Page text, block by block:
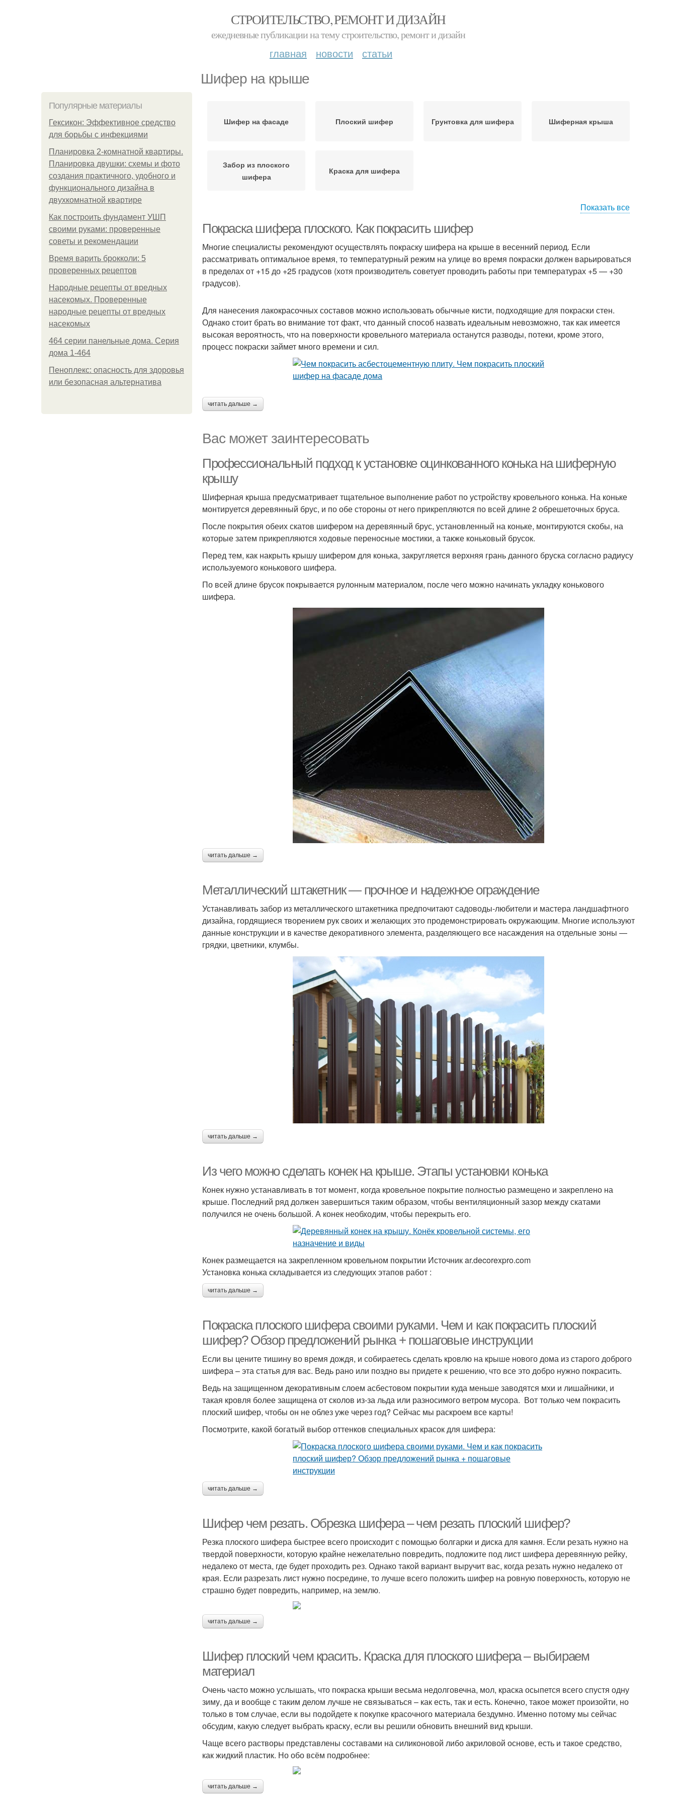
СТРОИТЕЛЬСТВО, РЕМОНТ И ДИЗАЙН
ежедневные публикации на тему строительство, ремонт и дизайн
главная новости статьи
Шифер на крыше
Популярные материалы
Гексикон: Эффективное средство
для борьбы с инфекциями
Планировка 2-комнатной квартиры.
Планировка двушки: схемы и фото
создания практичного, удобного и
функционального дизайна в
двухкомнатной квартире
Как построить фундамент УШП
своими руками: проверенные
советы и рекомендации
Время варить брокколи: 5
проверенных рецептов
Народные рецепты от вредных
насекомых. Проверенные
народные рецепты от вредных
насекомых
464 серии панельные дома. Серия
дома 1-464
Пеноплекс: опасность для здоровья
или безопасная альтернатива
Шифер на фасаде Плоский шифер Грунтовка для шифера Шиферная крыша
Забор из плоского
шифера
Краска для шифера
Показать все
Покраска шифера плоского. Как покрасить шифер
Многие специалисты рекомендуют осуществлять покраску шифера на крыше в весенний период. Если
рассматривать оптимальное время, то температурный режим на улице во время покраски должен варьироваться
в пределах от +15 до +25 градусов (хотя производитель советует проводить работы при температурах +5 — +30
градусов).
Для нанесения лакокрасочных составов можно использовать обычные кисти, подходящие для покраски стен.
Однако стоит брать во внимание тот факт, что данный способ назвать идеальным невозможно, так как имеется
высокая вероятность, что на поверхности кровельного материала останутся разводы, потеки, кроме этого,
процесс покраски займет много времени и сил.
читать дальше →
Вас может заинтересовать
Профессиональный подход к установке оцинкованного конька на шиферную
крышу
Шиферная крыша предусматривает тщательное выполнение работ по устройству кровельного конька. На коньке
монтируется деревянный брус, и по обе стороны от него прикрепляются по всей длине 2 обрешеточных бруса.
После покрытия обеих скатов шифером на деревянный брус, установленный на коньке, монтируются скобы, на
которые затем прикрепляются ходовые переносные мостики, а также коньковый брусок.
Перед тем, как накрыть крышу шифером для конька, закругляется верхняя грань данного бруска согласно радиусу
используемого конькового шифера.
По всей длине брусок покрывается рулонным материалом, после чего можно начинать укладку конькового
шифера.
читать дальше →
Металлический штакетник — прочное и надежное ограждение
Устанавливать забор из металлического штакетника предпочитают садоводы-любители и мастера ландшафтного
дизайна, гордящиеся творением рук своих и желающих это продемонстрировать окружающим. Многие используют
данные конструкции и в качестве декоративного элемента, разделяющего все насаждения на отдельные зоны —
грядки, цветники, клумбы.
читать дальше →
Из чего можно сделать конек на крыше. Этапы установки конька
Конек нужно устанавливать в тот момент, когда кровельное покрытие полностью размещено и закреплено на
крыше. Последний ряд должен завершиться таким образом, чтобы вентиляционный зазор между скатами
получился не очень большой. А конек необходим, чтобы перекрыть его.
Конек размещается на закрепленном кровельном покрытии Источник ar.decorexpro.com
Установка конька складывается из следующих этапов работ :
читать дальше →
Покраска плоского шифера своими руками. Чем и как покрасить плоский
шифер? Обзор предложений рынка + пошаговые инструкции
Если вы цените тишину во время дождя, и собираетесь сделать кровлю на крыше нового дома из старого доброго
шифера – эта статья для вас. Ведь рано или поздно вы придете к решению, что все это добро нужно покрасить.
Ведь на защищенном декоративным слоем асбестовом покрытии куда меньше заводятся мхи и лишайники, и
такая кровля более защищена от сколов из-за льда или разносимого ветром мусора. Вот только чем покрасить
плоский шифер, чтобы он не облез уже через год? Сейчас мы раскроем все карты!
Посмотрите, какой богатый выбор оттенков специальных красок для шифера:
читать дальше →
Шифер чем резать. Обрезка шифера – чем резать плоский шифер?
Резка плоского шифера быстрее всего происходит с помощью болгарки и диска для камня. Если резать нужно на
твердой поверхности, которую крайне нежелательно повредить, подложите под лист шифера деревянную рейку,
недалеко от места, где будет проходить рез. Однако такой вариант выручит вас, когда резать нужно недалеко от
края. Если разрезать лист нужно посредине, то лучше всего положить шифер на ровную поверхность, которую не
страшно будет повредить, например, на землю.
читать дальше →
Шифер плоский чем красить. Краска для плоского шифера – выбираем
материал
Очень часто можно услышать, что покраска крыши весьма недолговечна, мол, краска осыпется всего спустя одну
зиму, да и вообще с таким делом лучше не связываться – как есть, так и есть. Конечно, такое может произойти, но
только в том случае, если вы подойдете к покупке красочного материала бездумно. Именно потому мы сейчас
обсудим, какую следует выбрать краску, если вы решили обновить внешний вид крыши.
Чаще всего растворы представлены составами на силиконовой либо акриловой основе, есть и такое средство,
как жидкий пластик. Но обо всём подробнее:
читать дальше →